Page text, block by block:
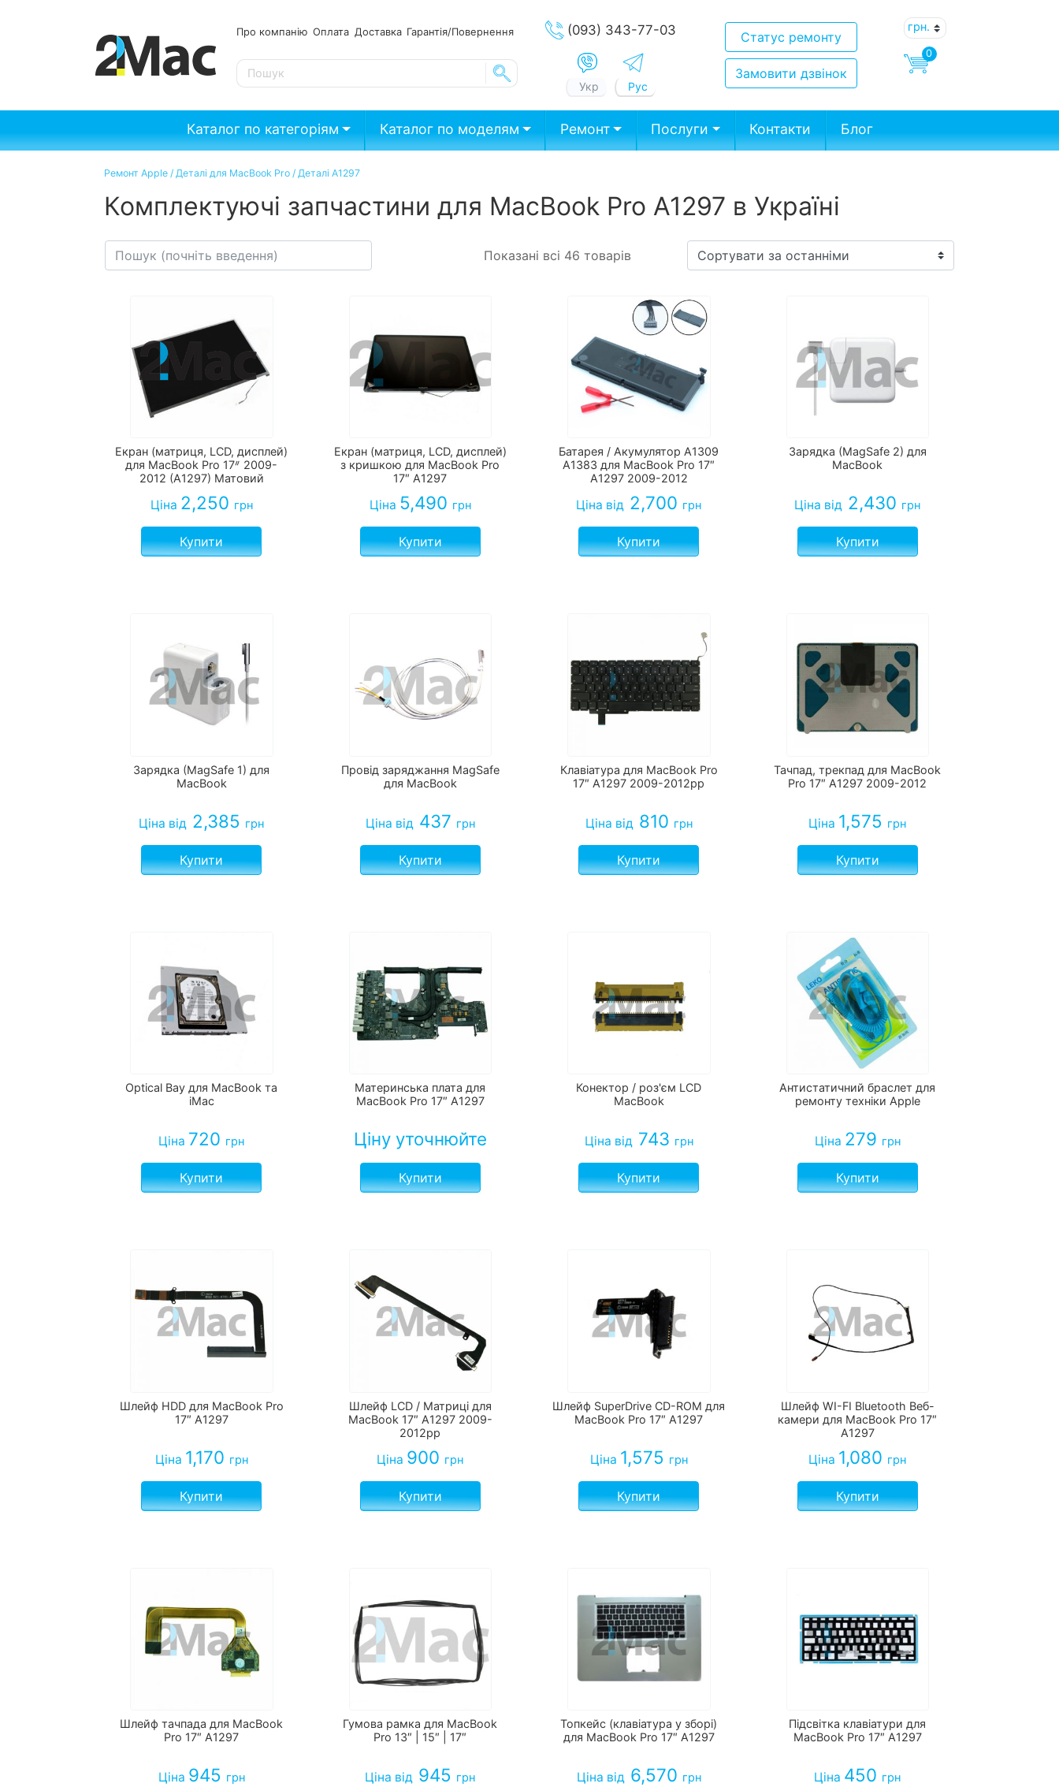
Про компанію Оплата Доставка Гарантія/Повернення
SE
(093) 343-77-03
Укр Рус
Статус ремонту
Замовити дзвінок
0
Каталог по категоріям Каталог по моделям Ремонт Послуги Контакти Блог
Ремонт Apple / Деталі для MacBook Pro / Деталі A1297
Комплектуючі запчастини для MacBook Pro A1297 в Україні
Показані всі 46 товарів
Екран (матриця, LCD, дисплей)
для MacBook Pro 17ᐥ 2009-
2012 (A1297) Матовий
Ціна 2,250 грн
Купити
Екран (матриця, LCD, дисплей)
з кришкою для MacBook Pro
17″ A1297
Ціна 5,490 грн
Купити
Батарея / Акумулятор A1309
A1383 для MacBook Pro 17″
A1297 2009-2012
Ціна від 2,700 грн
Купити
Зарядка (MagSafe 2) для
MacBook
Ціна від 2,430 грн
Купити
Зарядка (MagSafe 1) для
MacBook
Ціна від 2,385 грн
Купити
Провід заряджання MagSafe
для MacBook
Ціна від 437 грн
Купити
Клавіатура для MacBook Pro
17″ A1297 2009-2012рр
Ціна від 810 грн
Купити
Тачпад, трекпад для MacBook
Pro 17″ A1297 2009-2012
Ціна 1,575 грн
Купити
Optical Bay для MacBook та
iMac
Ціна 720 грн
Купити
Материнська плата для
MacBook Pro 17″ A1297
Ціну уточнюйте
Купити
Конектор / роз'єм LCD
MacBook
Ціна від 743 грн
Купити
Антистатичний браслет для
ремонту техніки Apple
Ціна 279 грн
Купити
Шлейф HDD для MacBook Pro
17″ A1297
Ціна 1,170 грн
Купити
Шлейф LCD / Матриці для
MacBook 17″ A1297 2009-
2012рр
Ціна 900 грн
Купити
Шлейф SuperDrive CD-ROM для
MacBook Pro 17″ A1297
Ціна 1,575 грн
Купити
Шлейф WI-FI Bluetooth Веб-
камери для MacBook Pro 17″
A1297
Ціна 1,080 грн
Купити
Шлейф тачпада для MacBook
Pro 17″ A1297
Ціна 945 грн
Гумова рамка для MacBook
Pro 13″ | 15″ | 17″
Ціна від 945 грн
Топкейс (клавіатура у зборі)
для MacBook Pro 17″ A1297
Ціна від 6,570 грн
Підсвітка клавіатури для
MacBook Pro 17″ A1297
Ціна 450 грн